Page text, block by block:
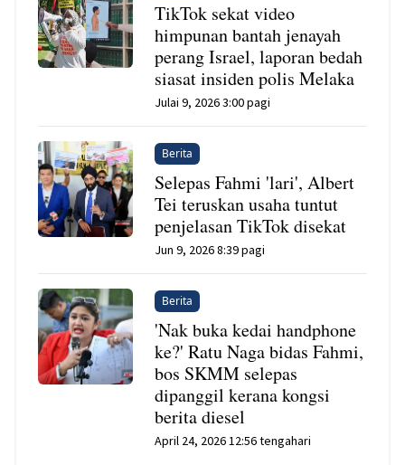
TikTok sekat video
himpunan bantah jenayah
perang Israel, laporan bedah
siasat insiden polis Melaka
Julai 9, 2026 3:00 pagi
Berita
Selepas Fahmi 'lari', Albert
Tei teruskan usaha tuntut
penjelasan TikTok disekat
Jun 9, 2026 8:39 pagi
Berita
'Nak buka kedai handphone
ke?' Ratu Naga bidas Fahmi,
bos SKMM selepas
dipanggil kerana kongsi
berita diesel
April 24, 2026 12:56 tengahari